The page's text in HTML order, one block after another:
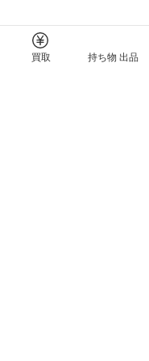
買取 持ち物 出品